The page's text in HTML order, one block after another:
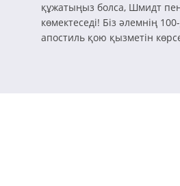
құжатыңыз болса, Шмидт
көмектеседі! Біз әлемнің
апостиль қою қызметін